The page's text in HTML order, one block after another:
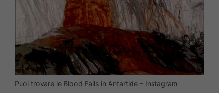
Puoi trovare le Blood Falls in Antartide – Instagram